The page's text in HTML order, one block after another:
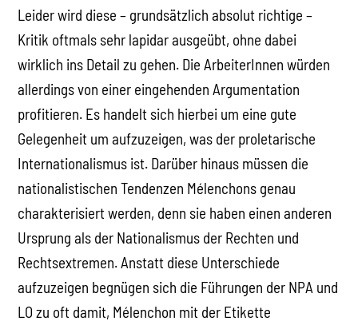
Leider wird diese – grundsätzlich absolut richtige –
Kritik oftmals sehr lapidar ausgeübt, ohne dabei
wirklich ins Detail zu gehen. Die ArbeiterInnen würden
allerdings von einer eingehenden Argumentation
profitieren. Es handelt sich hierbei um eine gute
Gelegenheit um aufzuzeigen, was der proletarische
Internationalismus ist. Darüber hinaus müssen die
nationalistischen Tendenzen Mélenchons genau
charakterisiert werden, denn sie haben einen anderen
Ursprung als der Nationalismus der Rechten und
Rechtsextremen. Anstatt diese Unterschiede
aufzuzeigen begnügen sich die Führungen der NPA und
LO zu oft damit, Mélenchon mit der Etikette